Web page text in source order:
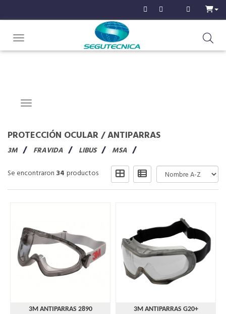
Toggle navigation
Navigation ein-/ausblenden
PROTECCIÓN OCULAR/ANTIPARRAS
3M FRAVIDA LIBUS
MSA
Se encontraron 34 productos
3M ANTIPARRAS 2890
3M ANTIPARRAS G20+